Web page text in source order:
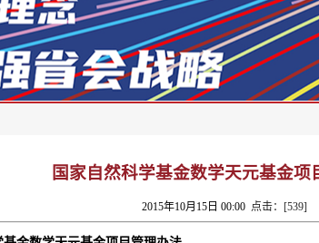
国家自然科学基金数学天元基金项
2015年10月15日 00:00 点击：[539]